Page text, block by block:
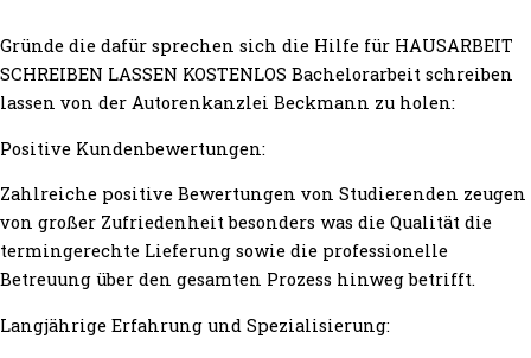
Gründe die dafür sprechen sich die Hilfe für HAUSARBEIT
SCHREIBEN LASSEN KOSTENLOS Bachelorarbeit schreiben
lassen von der Autorenkanzlei Beckmann zu holen:
Positive Kundenbewertungen:
Zahlreiche positive Bewertungen von Studierenden zeugen
von großer Zufriedenheit besonders was die Qualität die
termingerechte Lieferung sowie die professionelle
Betreuung über den gesamten Prozess hinweg betrifft.
Langjährige Erfahrung und Spezialisierung: